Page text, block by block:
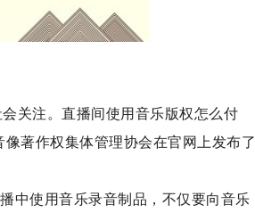
关注。直播间使用音乐版权怎么付
著作权集体管理协会在官网上发布了
中使用音乐录音制品，不仅要向音乐